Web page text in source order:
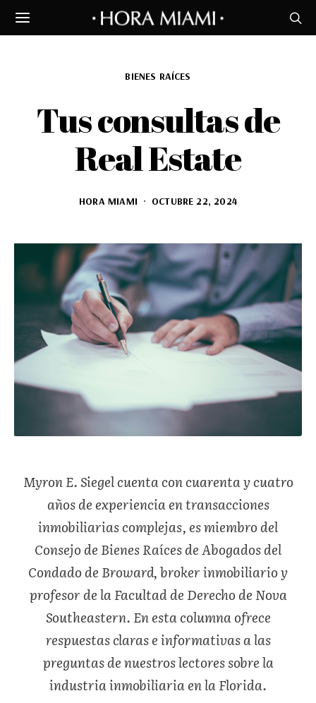
BIENES RAÍCES
Tus consultas de
Real Estate
HORA MIAMI OCTUBRE 22, 2024
Myron E. Siegel cuenta con cuarenta y cuatro
años de experiencia en transacciones
inmobiliarias complejas, es miembro del
Consejo de Bienes Raíces de Abogados del
Condado de Broward, broker inmobiliario y
profesor de la Facultad de Derecho de Nova
Southeastern. En esta columna ofrece
respuestas claras e informativas a las
preguntas de nuestros lectores sobre la
industria inmobiliaria en la Florida.